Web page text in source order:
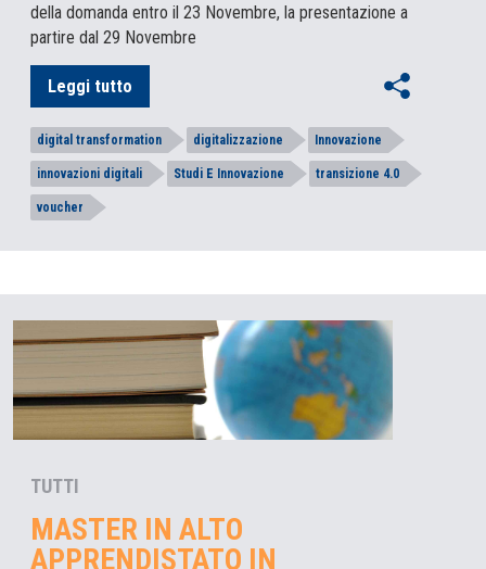
della domanda entro il 23 Novembre, la presentazione a
partire dal 29 Novembre
Leggi tutto
digital transformation digitalizzazione Innovazione
innovazioni digitali Studi E Innovazione transizione 4.0
voucher
TUTTI
MASTER IN ALTO
APPRENDISTATO IN